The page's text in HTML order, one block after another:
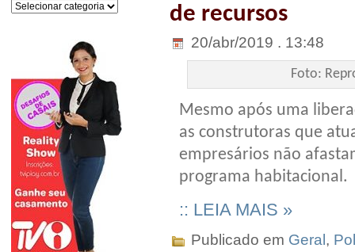
de recursos
20/abr/2019 . 13:48
Foto:
Mesmo após uma
as construtoras que
empresários não
programa habitacional.
:: LEIA MAIS »
Publicado em Geral ,